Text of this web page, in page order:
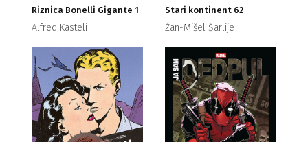
Riznica Bonelli Gigante 1
Alfred Kasteli
Stari kontinent 62
Žan-Mišel Šarlije